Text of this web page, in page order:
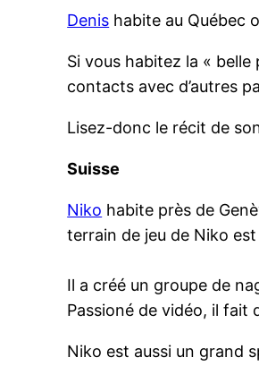
Denis habite au Québec
Si vous habitez la «
contacts avec d’autres
Lisez-donc le récit de
Suisse
Niko habite près de
terrain de jeu de Niko
Il a créé un groupe de
Passioné de vidéo, il fait
Niko est aussi un grand